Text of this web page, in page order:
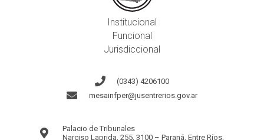
Institucional
Funcional
Jurisdiccional
(0343) 4206100
mesainfper@jusentrerios.gov.ar
Palacio de Tribunales
Narciso Laprida, 255, 3100 – Paraná, Entre Ríos.